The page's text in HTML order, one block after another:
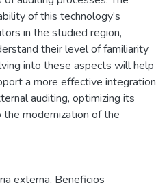
of this technology’s
in the studied region,
their level of familiarity
into these aspects will help
a more effective integration
auditing, optimizing its
modernization of the
externa, Beneficios